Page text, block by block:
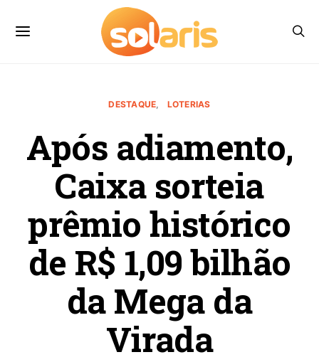
DESTAQUE LOTERIAS
Após adiamento,
Caixa sorteia
prêmio histórico
de R$ 1,09 bilhão
da Mega da
Virada